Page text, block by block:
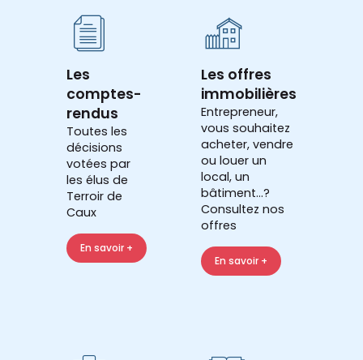
Les
comptes-
rendus
Toutes les
décisions
votées par
les élus de
Terroir de
Caux
En savoir +
Les offres
immobilières
Entrepreneur,
vous souhaitez
acheter, vendre
ou louer un
local, un
bâtiment...?
Consultez nos
offres
En savoir +